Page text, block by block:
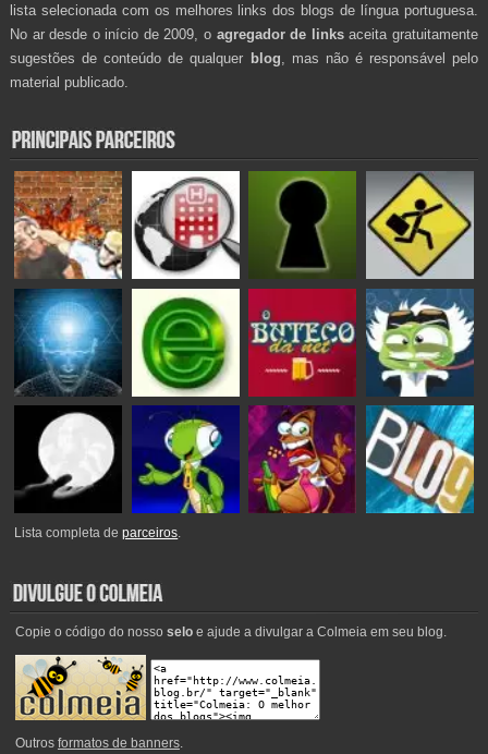
lista selecionada com os melhores links dos blogs de língua portuguesa.
No ar desde o início de 2009, o agregador de linksaceita gratuitamente
sugestões de conteúdo de qualquer blog , mas não é responsável pelo
material publicado.
Lista completa deparceiros.
Copie o código do nosso seloe ajude a divulgar a Colmeia em seu blog.
Outros formatos de banners.